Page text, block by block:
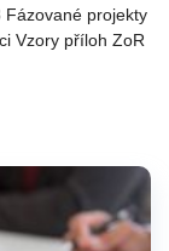
Fázované projekty
Vzory příloh ZoR